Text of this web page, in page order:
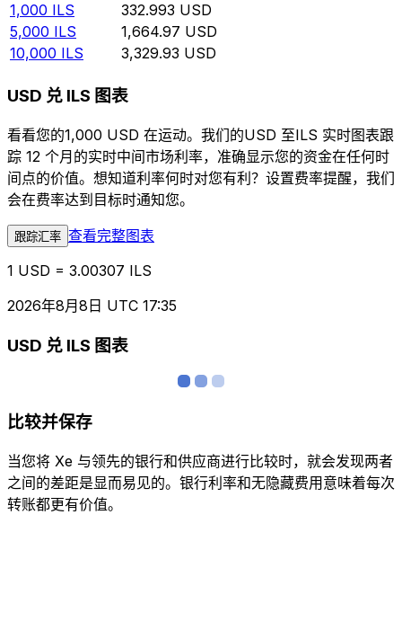
1,000 ILS 332.993 USD
5,000 ILS 1,664.97 USD
10,000 ILS 3,329.93 USD
USD 兑 ILS 图表
看看您的1,000 USD 在运动。我们的USD 至ILS 实时图表跟
踪 12 个月的实时中间市场利率，准确显示您的资金在任何时
间点的价值。想知道利率何时对您有利？设置费率提醒，我们
会在费率达到目标时通知您。
跟踪汇率 查看完整图表
1 USD = 3.00307 ILS
2026年8月8日 UTC 17:35
USD 兑 ILS 图表
比较并保存
当您将 Xe 与领先的银行和供应商进行比较时，就会发现两者
之间的差距是显而易见的。银行利率和无隐藏费用意味着每次
转账都更有价值。